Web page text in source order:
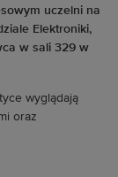
uczelni na
Elektroniki,
w sali 329 w
wyglądają
oraz